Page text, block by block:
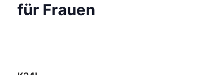
für Frauen